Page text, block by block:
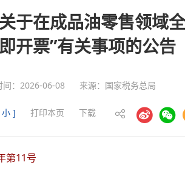
于在成品油零售领域
开票”有关事项的公告
间：2026-06-08 来源：国家税务总局
] 打印本页 下载
第11号